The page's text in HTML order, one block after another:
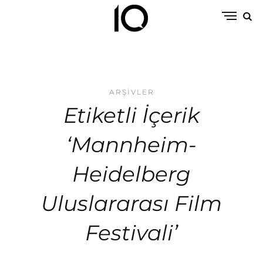
ARŞIVLER
Etiketli İçerik
‘Mannheim-
Heidelberg
Uluslararası Film
Festivali’